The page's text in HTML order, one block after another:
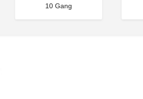
10 Gang